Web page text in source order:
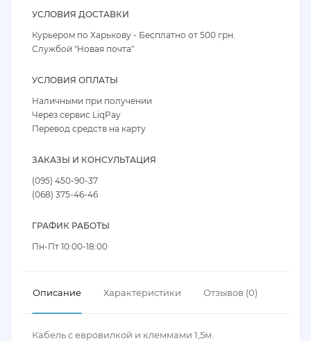
УСЛОВИЯ ДОСТАВКИ
Курьером по Харькову - Бесплатно от 500 грн.
Службой "Новая почта"
УСЛОВИЯ ОПЛАТЫ
Наличными при получении
Через сервис LiqPay
Перевод средств на карту
ЗАКАЗЫ И КОНСУЛЬТАЦИЯ
(095) 450-90-37
(068) 375-46-46
ГРАФИК РАБОТЫ
Пн-Пт 10:00-18:00
Описание Характеристики Отзывов (0)
Кабель с евровилкой и клеммами 1,5м.